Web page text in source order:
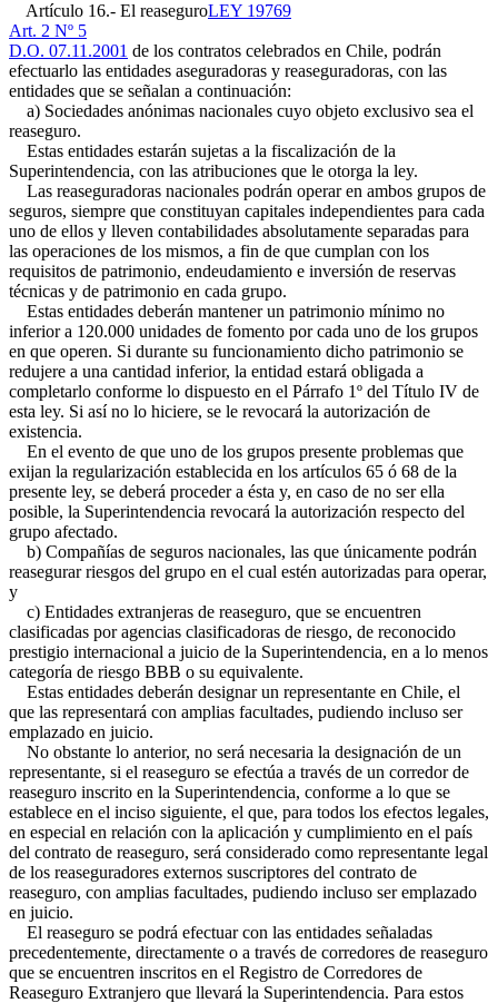
Artículo 16.- El reaseguroLEY 19769
Art. 2 Nº 5
D.O. 07.11.2001 de los contratos celebrados en Chile, podrán
efectuarlo las entidades aseguradoras y reaseguradoras, con las
entidades que se señalan a continuación:
a) Sociedades anónimas nacionales cuyo objeto exclusivo sea el
reaseguro.
Estas entidades estarán sujetas a la fiscalización de la
Superintendencia, con las atribuciones que le otorga la ley.
Las reaseguradoras nacionales podrán operar en ambos grupos de
seguros, siempre que constituyan capitales independientes para cada
uno de ellos y lleven contabilidades absolutamente separadas para
las operaciones de los mismos, a fin de que cumplan con los
requisitos de patrimonio, endeudamiento e inversión de reservas
técnicas y de patrimonio en cada grupo.
Estas entidades deberán mantener un patrimonio mínimo no
inferior a 120.000 unidades de fomento por cada uno de los grupos
en que operen. Si durante su funcionamiento dicho patrimonio se
redujere a una cantidad inferior, la entidad estará obligada a
completarlo conforme lo dispuesto en el Párrafo 1º del Título IV de
esta ley. Si así no lo hiciere, se le revocará la autorización de
existencia.
En el evento de que uno de los grupos presente problemas que
exijan la regularización establecida en los artículos 65 ó 68 de la
presente ley, se deberá proceder a ésta y, en caso de no ser ella
posible, la Superintendencia revocará la autorización respecto del
grupo afectado.
b) Compañías de seguros nacionales, las que únicamente podrán
reasegurar riesgos del grupo en el cual estén autorizadas para operar,
y
c) Entidades extranjeras de reaseguro, que se encuentren
clasificadas por agencias clasificadoras de riesgo, de reconocido
prestigio internacional a juicio de la Superintendencia, en a lo menos
categoría de riesgo BBB o su equivalente.
Estas entidades deberán designar un representante en Chile, el
que las representará con amplias facultades, pudiendo incluso ser
emplazado en juicio.
No obstante lo anterior, no será necesaria la designación de un
representante, si el reaseguro se efectúa a través de un corredor de
reaseguro inscrito en la Superintendencia, conforme a lo que se
establece en el inciso siguiente, el que, para todos los efectos legales,
en especial en relación con la aplicación y cumplimiento en el país
del contrato de reaseguro, será considerado como representante legal
de los reaseguradores externos suscriptores del contrato de
reaseguro, con amplias facultades, pudiendo incluso ser emplazado
en juicio.
El reaseguro se podrá efectuar con las entidades señaladas
precedentemente, directamente o a través de corredores de reaseguro
que se encuentren inscritos en el Registro de Corredores de
Reaseguro Extranjero que llevará la Superintendencia. Para estos